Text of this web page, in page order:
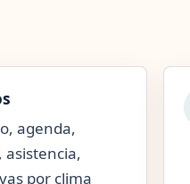
agenda,
por clima